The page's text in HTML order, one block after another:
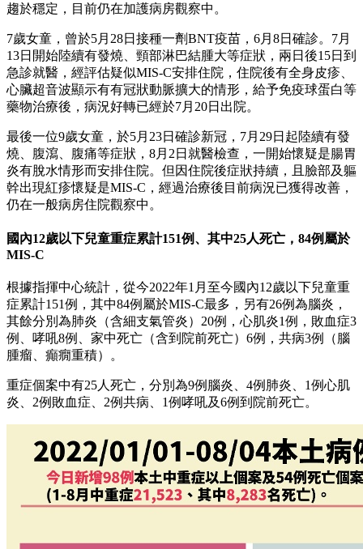
趨於穩定，目前仍在加護病房觀察中。
7歲女童，曾於5月28日接種一劑BNT疫苗，6月8日確診。7月
13日開始陸續有發燒、頸部淋巴結腫大等症狀，兩日後15日到
急診就醫，經評估疑似MIS-C安排住院，住院後有全身皮疹、
心臟超音波顯示有有冠狀動脈擴大的情形，給予免疫球蛋白等
藥物治療後，病況好轉已經於7月20日出院。
最後一位9歲女童，於5月23日確診新冠，7月29日起陸續有發
燒、腹瀉、腹痛等症狀，8月2日就醫檢查，一開始懷疑是腸胃
炎有脫水情形而安排住院。但因住院後症狀持續，且臉部及軀
幹出現紅疹懷疑是MIS-C，經過治療後目前病況已獲得改善，
仍在一般病房住院觀察中。
國內12歲以下兒童重症累計151例、其中25人死亡，84例屬於
MIS-C
根據指揮中心統計，從今2022年1月至今國內12歲以下兒童重
症累計151例，其中84例屬於MIS-C最多，另有26例為腦炎，
其餘分別為肺炎（含細支氣管炎）20例，心肌炎1例，敗血症3
例、哮吼8例、家中死亡（含到院前死亡）6例，共病3例（腦
腫瘤、癲癇重積）。
重症個案中有25人死亡，分別為9例腦炎、4例肺炎、1例心肌
炎、2例敗血症、2例共病、1例哮吼及6例到院前死亡。